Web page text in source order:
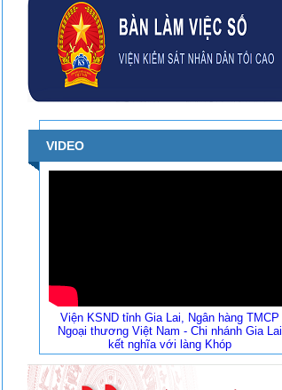
VIDEO
Viện KSND tỉnh Gia Lai, Ngân hàng TMCP
Ngoại thương Việt Nam - Chi nhánh Gia Lai
kết nghĩa với làng Khóp